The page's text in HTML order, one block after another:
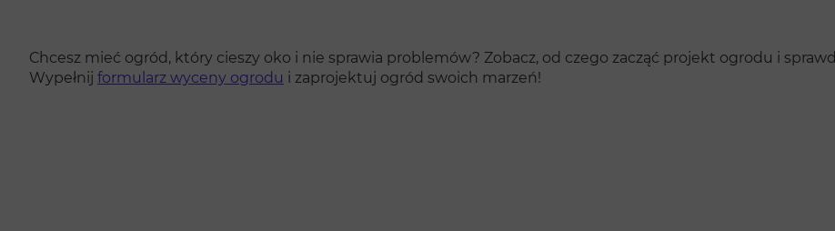
Chcesz mieć ogród, który cieszy oko i nie sprawia problemów? Zobacz, od czego zacząć projekt ogrodu i
Wypełnij formularz wyceny ogrodu i zaprojektuj ogród swoich marzeń!